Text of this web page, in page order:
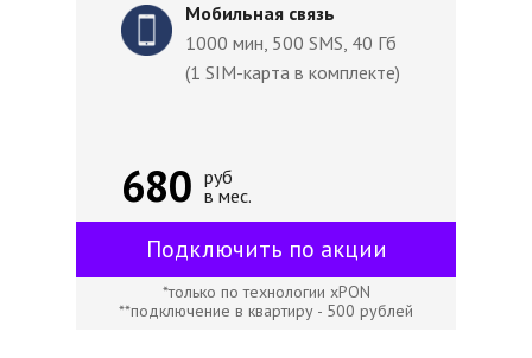
Мобильная связь
1000 мин, 500 SMS, 40 Гб
(1 SIM-карта в комплекте)
680
*только по технологии xPON
**подключение в квартиру - 500 рублей
руб
в мес.
Подключить по акции